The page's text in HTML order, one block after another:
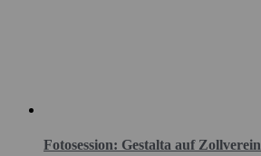
Fotosession: Gestalta auf Zollverein